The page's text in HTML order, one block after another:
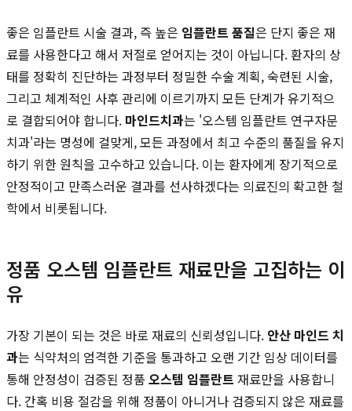
좋은 임플란트 시술 결과, 즉 높은 임플란트 품질은 단지 좋은 재
료를 사용한다고 해서 저절로 얻어지는 것이 아닙니다. 환자의 상
태를 정확히 진단하는 과정부터 정밀한 수술 계획, 숙련된 시술,
그리고 체계적인 사후 관리에 이르기까지 모든 단계가 유기적으
로 결합되어야 합니다. 마인드치과는 '오스템 임플란트 연구자문
치과'라는 명성에 걸맞게, 모든 과정에서 최고 수준의 품질을 유지
하기 위한 원칙을 고수하고 있습니다. 이는 환자에게 장기적으로
안정적이고 만족스러운 결과를 선사하겠다는 의료진의 확고한 철
학에서 비롯됩니다.
정품 오스템 임플란트 재료만을 고집하는 이
유
가장 기본이 되는 것은 바로 재료의 신뢰성입니다. 안산 마인드 치
과는 식약처의 엄격한 기준을 통과하고 오랜 기간 임상 데이터를
통해 안정성이 검증된 정품 오스템 임플란트 재료만을 사용합니
다. 간혹 비용 절감을 위해 정품이 아니거나 검증되지 않은 재료를